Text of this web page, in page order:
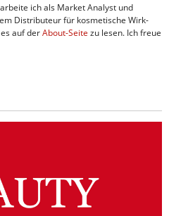
ich als Market Analyst und
Distributeur für kosmetische Wirk-
auf derAbout-Seite zu lesen. Ich freue